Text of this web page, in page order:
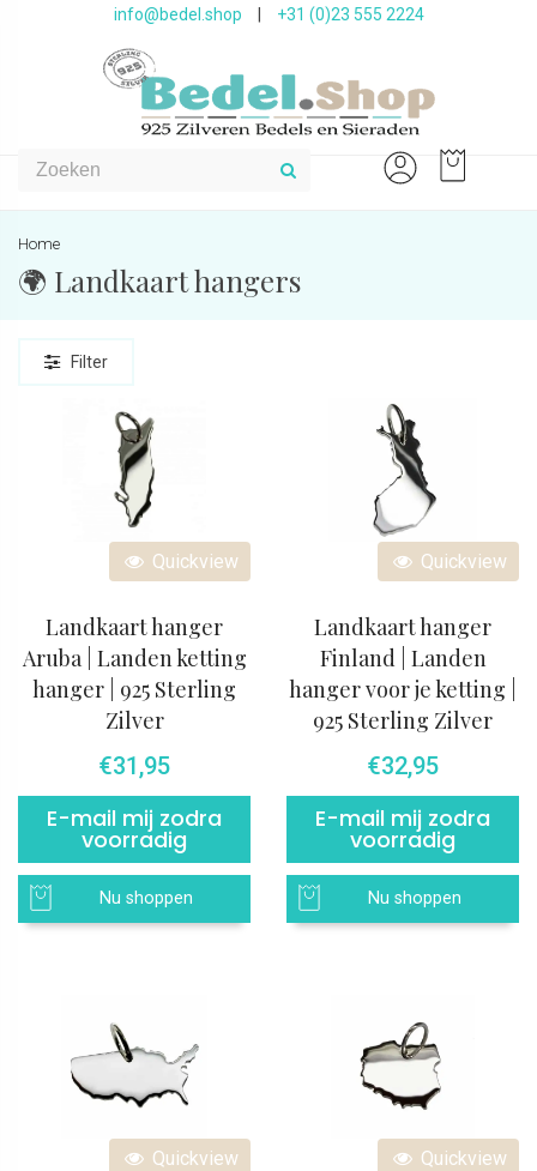
info@bedel.shop +31 (0)23 555 2224
Home
🌍 Landkaart hangers
Filter
Quickview
Landkaart hanger
Aruba | Landen ketting
hanger | 925 Sterling
Zilver
€31,95
E-mail mij zodra
voorradig
Nu shoppen
Quickview
Landkaart hanger
Finland | Landen
hanger voor je ketting |
925 Sterling Zilver
€32,95
E-mail mij zodra
voorradig
Nu shoppen
Quickview Quickview